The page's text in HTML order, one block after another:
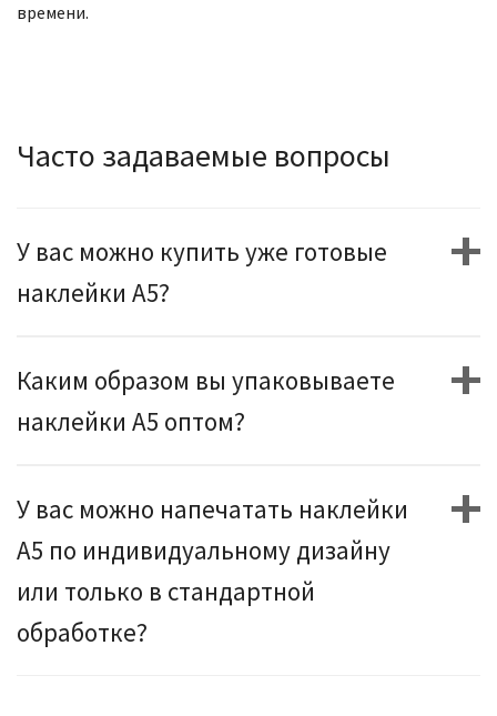
времени.
Часто задаваемые вопросы
У вас можно купить уже готовые
наклейки А5?
Каким образом вы упаковываете
наклейки А5 оптом?
У вас можно напечатать наклейки
А5 по индивидуальному дизайну
или только в стандартной
обработке?